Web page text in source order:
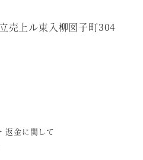
売上ル東入柳図子町304
返金に関して